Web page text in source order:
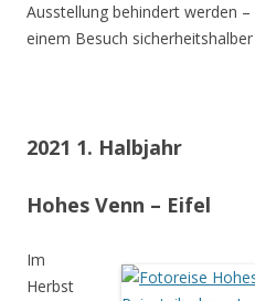
Ausstellung behindert werden
einem Besuch
2021 1. Halbjahr
Hohes Venn – Eifel
Im
Herbst